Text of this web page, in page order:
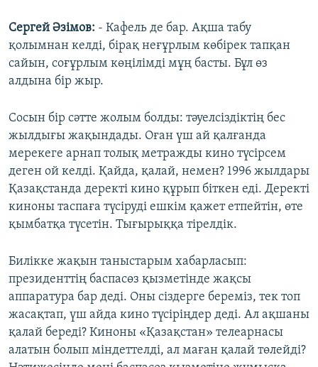
Сергей Әзімов: - Кафель де бар. Ақша табу
қолымнан келді, бірақ неғұрлым көбірек тапқан
сайын, соғұрлым көңілімді мұң басты. Бұл өз
алдына бір жыр.
Сосын бір сәтте жолым болды: тәуелсіздіктің бес
жылдығы жақындады. Оған үш ай қалғанда
мерекеге арнап толық метражды кино түсірсем
деген ой келді. Қайда, қалай, немен? 1996 жылдары
Қазақстанда деректі кино құрып біткен еді. Деректі
киноны таспаға түсіруді ешкім қажет етпейтін, өте
қымбатқа түсетін. Тығырыққа тірелдік.
Билікке жақын таныстарым хабарласып:
президенттің баспасөз қызметінде жақсы
аппаратура бар деді. Оны сіздерге береміз, тек топ
жасақтап, үш айда кино түсіріңдер деді. Ал ақшаны
қалай береді? Киноны «Қазақстан» телеарнасы
алатын болып міндеттелді, ал маған қалай төлейді?